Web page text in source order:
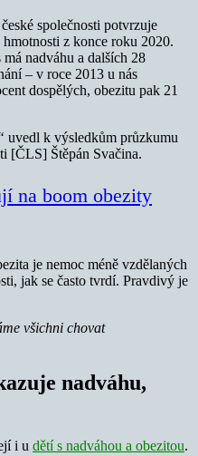
společnosti potvrzuje
z konce roku 2020.
nadváhu a dalších 28
– v roce 2013 u nás
dospělých, obezitu pak 21
uvedl k výsledkům průzkumu
[ČLS] Štěpán Svačina.
na boom obezity
je nemoc méně vzdělaných
jak se často tvrdí. Pravdivý je
všichni chovat
nadváhu,
i u dětí s nadváhou a obezitou.